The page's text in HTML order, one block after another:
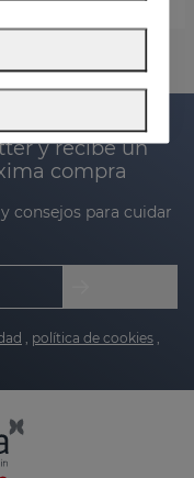
y recibe un
compra
consejos para cuidar
política de cookies